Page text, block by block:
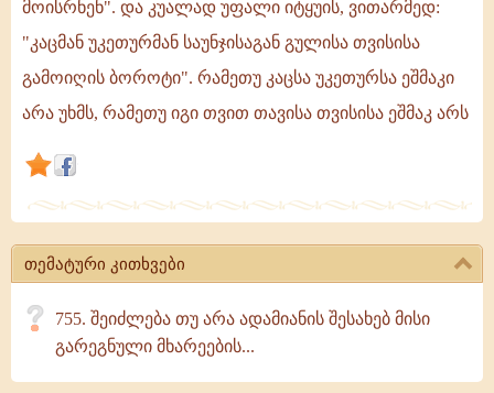
მწუხარებაი
მისთვის,
რომლისა
თანა
არა
სიმშვიდე,
რამეთუ
სავსე
მოისრნენ". და კუალად უფალი იტყუის, ვითარმედ:
"კაცმან უკეთურმან საუნჯისაგან გულისა თვისისა
გამოიღის ბოროტი". რამეთუ კაცსა უკეთურსა ეშმაკი
არა უხმს, რამეთუ იგი თვით თავისა თვისისა ეშმაკ არს
თემატური კითხვები
755. შეიძლება თუ არა ადამიანის შესახებ მისი
გარეგნული მხარეების...